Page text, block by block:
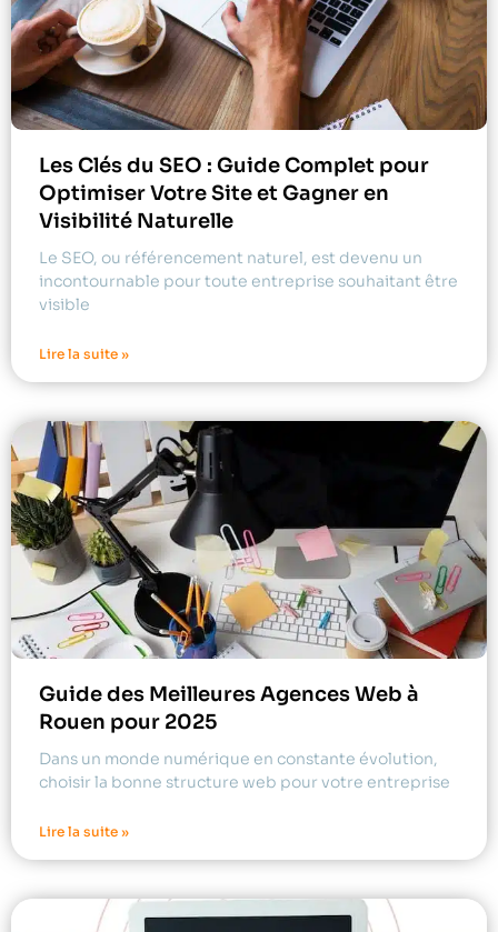
Les Clés du SEO : Guide Complet pour
Optimiser Votre Site et Gagner en
Visibilité Naturelle
Le SEO, ou référencement naturel, est devenu un
incontournable pour toute entreprise souhaitant être
visible
Lire la suite »
Guide des Meilleures Agences Web à
Rouen pour 2025
Dans un monde numérique en constante évolution,
choisir la bonne structure web pour votre entreprise
Lire la suite »